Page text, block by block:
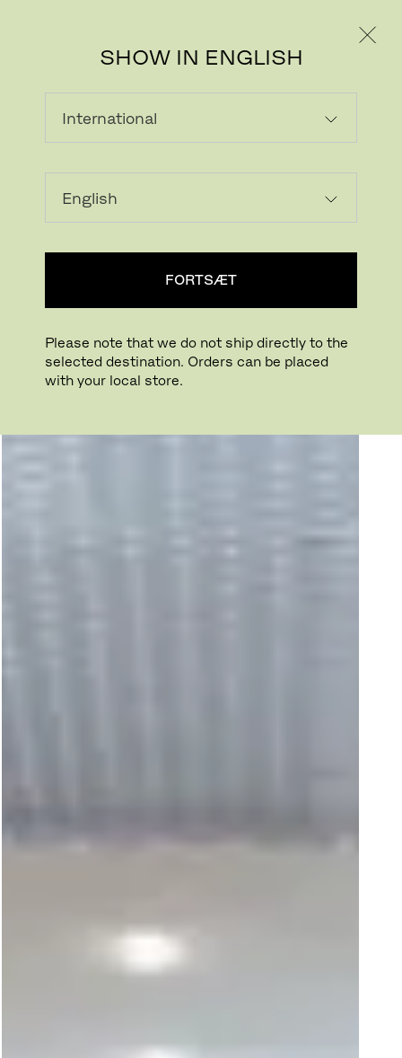
SHOW IN ENGLISH
FORTSÆT
Please note that we do not ship directly to the
selected destination. Orders can be placed
with your local store.